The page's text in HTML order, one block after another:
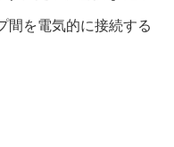
間を電気的に接続する